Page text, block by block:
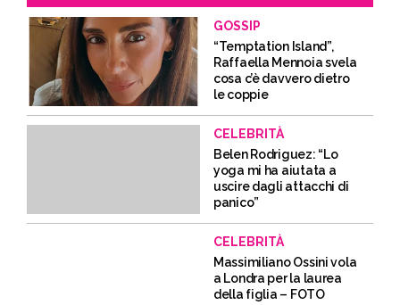
GOSSIP
“Temptation Island”,
Raffaella Mennoia svela
cosa c’è davvero dietro
le coppie
CELEBRITÀ
Belen Rodriguez: “Lo
yoga mi ha aiutata a
uscire dagli attacchi di
panico”
CELEBRITÀ
Massimiliano Ossini vola
a Londra per la laurea
della figlia – FOTO